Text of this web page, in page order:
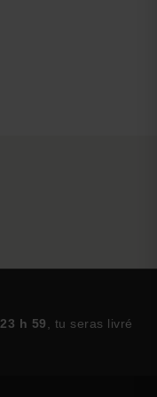
23 h 59 , tu seras livré